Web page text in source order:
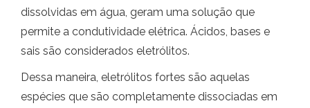
dissolvidas em água, geram uma solução que
permite a condutividade elétrica. Ácidos, bases e
sais são considerados eletrólitos.
Dessa maneira, eletrólitos fortes são aquelas
espécies que são completamente dissociadas em